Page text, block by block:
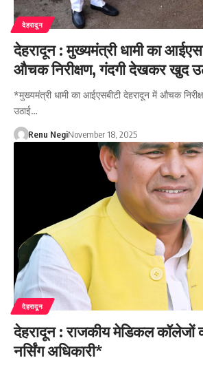
देहरादून
देहरादून : मुख्यमंत्री धामी का
औचक निरीक्षण, गंदगी देखकर खुद
*मुख्यमंत्री धामी का आईएसबीटी देहरादून में औचक
उठाई…
Renu NegiNovember 18, 2025
देहरादून
देहरादून : राजकीय मेडिकल कॉलेजों
नर्सिंग अधिकारी*